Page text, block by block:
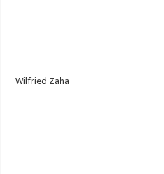
Wilfried Zaha